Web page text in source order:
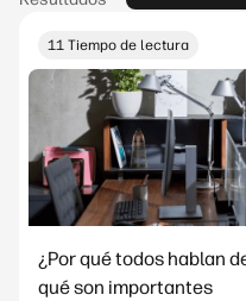
11 Tiempo de lectura
¿Por qué todos hablan
qué son importantes